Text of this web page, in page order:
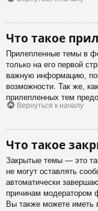
Что такое
Прилепленные темы в
только на его первой
важную информацию,
возможности. Так же,
прилепленных тем
Вернуться к началу
Что такое
Закрытые темы — это
не могут оставлять
автоматически
причинам модератором
Вы также можете иметь